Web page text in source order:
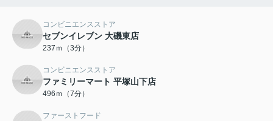
コンビニエンスストア
セブンイレブン 大磯東店
237ｍ（3分）
コンビニエンスストア
ファミリーマート 平塚山下店
496ｍ（7分）
ファーストフード